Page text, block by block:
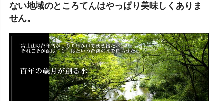
ない地域のところてんはやっぱり美味しくありま
せん。